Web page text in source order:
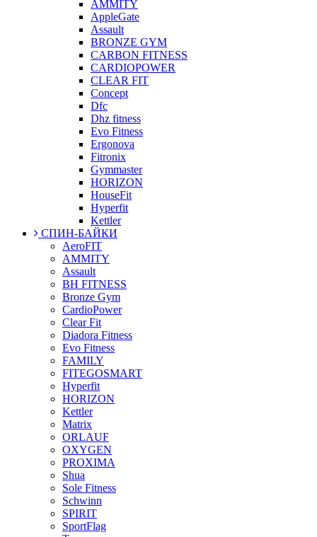
AMMITY
AppleGate
Assault
BRONZE GYM
CARBON FITNESS
CARDIOPOWER
CLEAR FIT
Concept
Dfc
Dhz fitness
Evo Fitness
Ergonova
Fitronix
Gymmaster
HORIZON
HouseFit
Hyperfit
Kettler
СПИН-БАЙКИ
AeroFIT
AMMITY
Assault
BH FITNESS
Bronze Gym
CardioPower
Clear Fit
Diadora Fitness
Evo Fitness
FAMILY
FITEGOSMART
Hyperfit
HORIZON
Kettler
Matrix
ORLAUF
OXYGEN
PROXIMA
Shua
Sole Fitness
Schwinn
SPIRIT
SportFlag